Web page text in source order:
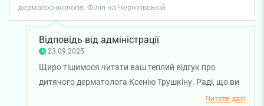
дерматоонкологія. Філія на Чернігівській
Відповідь від адміністрації
23.09.2025
Щиро тішимося читати ваш теплий відгук про
дитячого дерматолога Ксенію Трушкіну. Раді, що ви
залишилися задоволені консультацією у лікаря.Читати далі